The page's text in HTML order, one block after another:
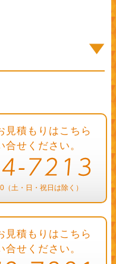
見積もりはこちら
合せください。
土・日・祝日は除く）
見積もりはこちら
合せください。